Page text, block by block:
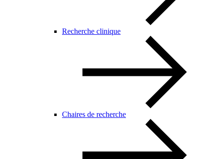
Recherche clinique
Chaires de recherche